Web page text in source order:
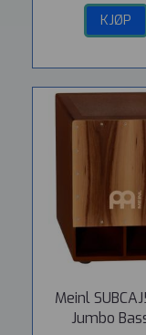
KJØP
Meinl
Jumbo